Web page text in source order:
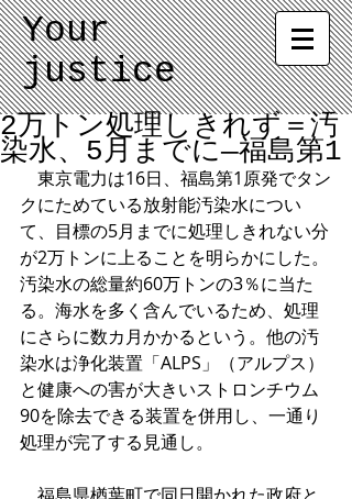
Your
justice
2万トン処理しきれず＝汚
染水、5月までに―福島第1
東京電力は16日、福島第1原発でタン
クにためている放射能汚染水につい
て、目標の5月までに処理しきれない分
が2万トンに上ることを明らかにした。
汚染水の総量約60万トンの3％に当た
る。海水を多く含んでいるため、処理
にさらに数カ月かかるという。他の汚
染水は浄化装置「ALPS」（アルプス）
と健康への害が大きいストロンチウム
90を除去できる装置を併用し、一通り
処理が完了する見通し。